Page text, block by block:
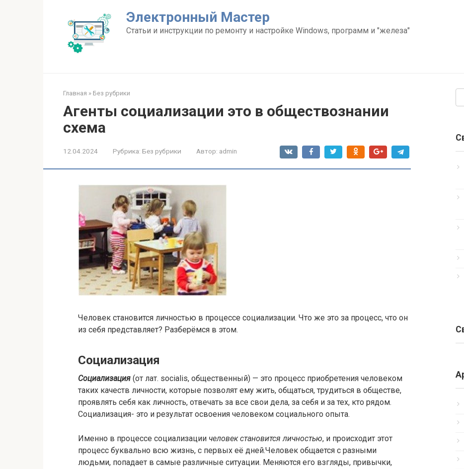
Электронный Мастер
Статьи и инструкции по ремонту и настройке Windows, программ и "железа"
Главная » Без рубрики
Агенты социализации это в обществознании
схема
12.04.2024 Рубрика: Без рубрики Автор: admin
Человек становится личностью в процессе социализации. Что же это за процесс, что он
из себя представляет? Разберёмся в этом.
Социализация
Социализация (от лат. socialis, общественный) — это процесс приобретения человеком
таких качеств личности, которые позволят ему жить, общаться, трудиться в обществе,
проявлять себя как личность, отвечать за все свои дела, за себя и за тех, кто рядом.
Социализация- это и результат освоения человеком социального опыта.
Именно в процессе социализации человек становится личностью, и происходит этот
процесс буквально всю жизнь, с первых её дней.Человек общается с разными
людьми, попадает в самые различные ситуации. Меняются его взгляды, привычки,